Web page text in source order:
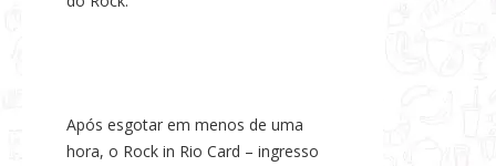
Após esgotar em menos de uma
hora, o Rock in Rio Card – ingresso